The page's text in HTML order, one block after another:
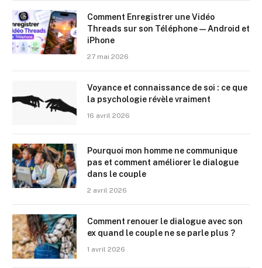
Comment Enregistrer une Vidéo
Threads sur son Téléphone — Android et
iPhone
27 mai 2026
Voyance et connaissance de soi : ce que
la psychologie révèle vraiment
16 avril 2026
Pourquoi mon homme ne communique
pas et comment améliorer le dialogue
dans le couple
2 avril 2026
Comment renouer le dialogue avec son
ex quand le couple ne se parle plus ?
1 avril 2026